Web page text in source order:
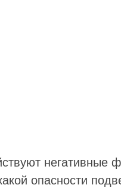
негативные
опасности